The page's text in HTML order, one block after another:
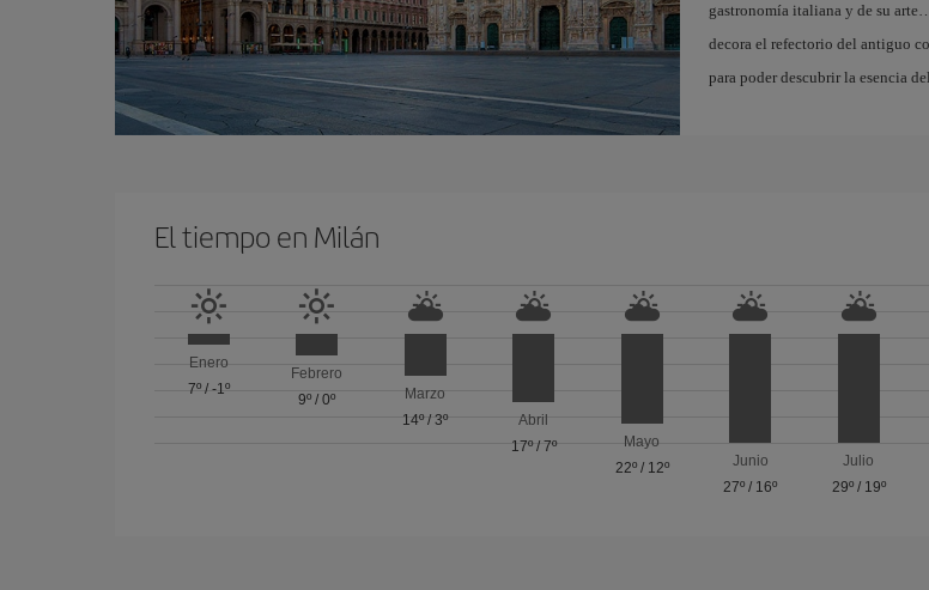
gastronomía italiana y de su
decora el refectorio del antiguo
para poder descubrir la esencia
El tiempo en Milán
Enero
7º/ -1º
Febrero
9º /0º
Marzo
14º/3º
Abril
17º/ 7º
Mayo
22º/ 12º
Junio
27º / 16º
Julio
29º/ 19º